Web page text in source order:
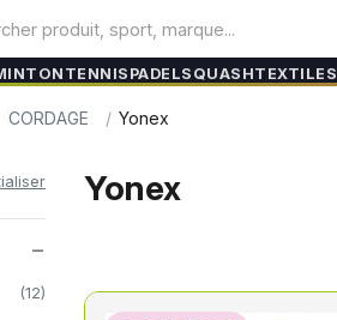
TENNIS PADELSQUASHTEXTILES
CORDAGE Yonex
−
(12)
Yonex